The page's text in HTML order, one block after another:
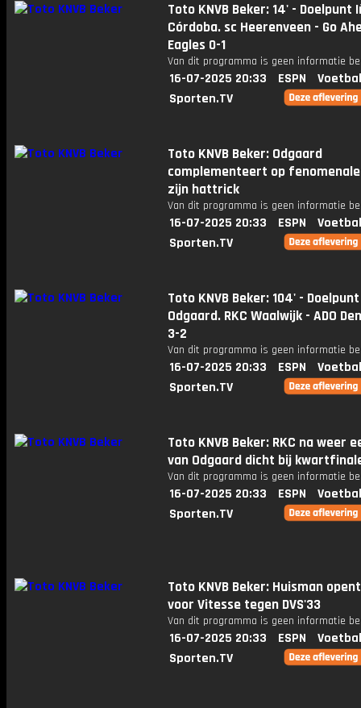
Toto KNVB Beker: 14' - Doelpunt
Córdoba. sc Heerenveen - Go
Eagles 0-1
Van dit programma is geen informatie
16-07-2025 20:33 ESPN
Sporten.TV
Toto KNVB Beker: Odgaard
complementeert op
zijn hattrick
Van dit programma is geen informatie
16-07-2025 20:33 ESPN
Sporten.TV
Toto KNVB Beker: 104' -
Odgaard. RKC Waalwijk - ADO
3-2
Van dit programma is geen informatie
16-07-2025 20:33 ESPN
Sporten.TV
Toto KNVB Beker: RKC na weer
van Odgaard dicht bij
Van dit programma is geen informatie
16-07-2025 20:33 ESPN
Sporten.TV
Toto KNVB Beker: Huisman
voor Vitesse tegen DVS'33
Van dit programma is geen informatie
16-07-2025 20:33 ESPN
Sporten.TV